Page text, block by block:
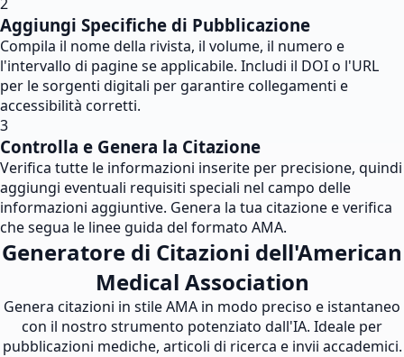
Aggiungi Specifiche di Pubblicazione
Compila il nome della rivista, il volume, il numero e
l'intervallo di pagine se applicabile. Includi il DOI o l'URL
per le sorgenti digitali per garantire collegamenti e
accessibilità corretti.
3
Controlla e Genera la Citazione
Verifica tutte le informazioni inserite per precisione, quindi
aggiungi eventuali requisiti speciali nel campo delle
informazioni aggiuntive. Genera la tua citazione e verifica
che segua le linee guida del formato AMA.
Generatore di Citazioni dell'American
Medical Association
Genera citazioni in stile AMA in modo preciso e istantaneo
con il nostro strumento potenziato dall'IA. Ideale per
pubblicazioni mediche, articoli di ricerca e invii accademici.